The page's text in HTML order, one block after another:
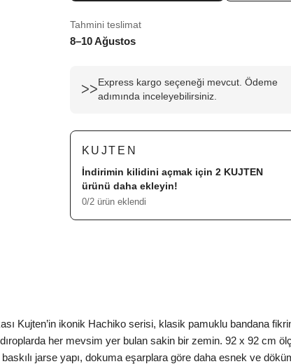
Tahmini teslimat
8–10 Ağustos
ᐳᐳ
Express kargo seçeneği mevcut. Ödeme
adımında inceleyebilirsiniz.
KUJTEN
İndirimin kilidini açmak için 2 KUJTEN
ürünü daha ekleyin!
0/2 ürün eklendi
Kujten’in ikonik Hachiko serisi, klasik pamuklu bandana
her mevsim yer bulan sakin bir zemin. 92 x 92 cm
jarse yapı, dokuma eşarplara göre daha esnek ve